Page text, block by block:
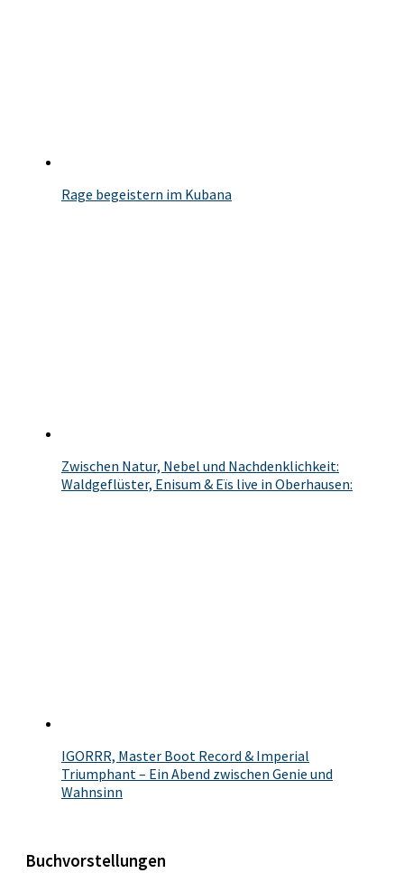
Rage begeistern im Kubana
Zwischen Natur, Nebel und Nachdenklichkeit:
Waldgeflüster, Enisum & Eïs live in Oberhausen:
IGORRR, Master Boot Record & Imperial
Triumphant – Ein Abend zwischen Genie und
Wahnsinn
Buchvorstellungen